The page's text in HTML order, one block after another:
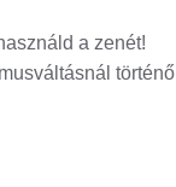
a zenét!
történő